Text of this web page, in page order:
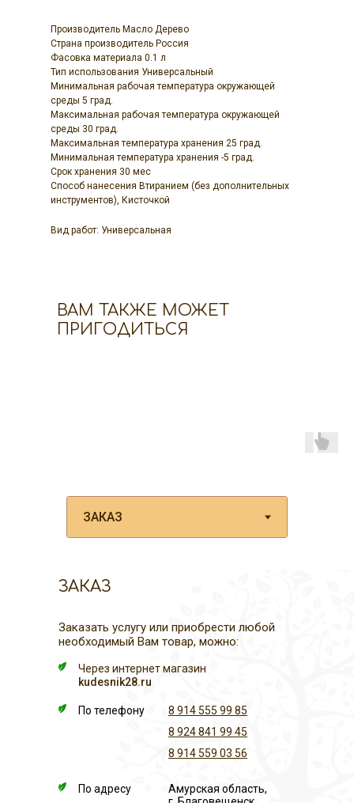
Производитель Масло Дерево
Страна производитель Россия
Фасовка материала 0.1 л
Тип использования Универсальный
Минимальная рабочая температура окружающей
среды 5 град.
Максимальная рабочая температура окружающей
среды 30 град.
Максимальная температура хранения 25 град.
Минимальная температура хранения -5 град.
Срок хранения 30 мес
Способ нанесения Втиранием (без дополнительных
инструментов), Кисточкой
Вид работ: Универсальная
ВАМ ТАКЖЕ МОЖЕТ
ПРИГОДИТЬСЯ
ЗАКАЗ
Амурская область,
8 914 555 99 85
8 924 841 99 45
По телефону
По адресу
8 914 559 03 56
Через интернет магазин
kudesnik28.ru
Заказать услугу или приобрести любой
необходимый Вам товар, можно: